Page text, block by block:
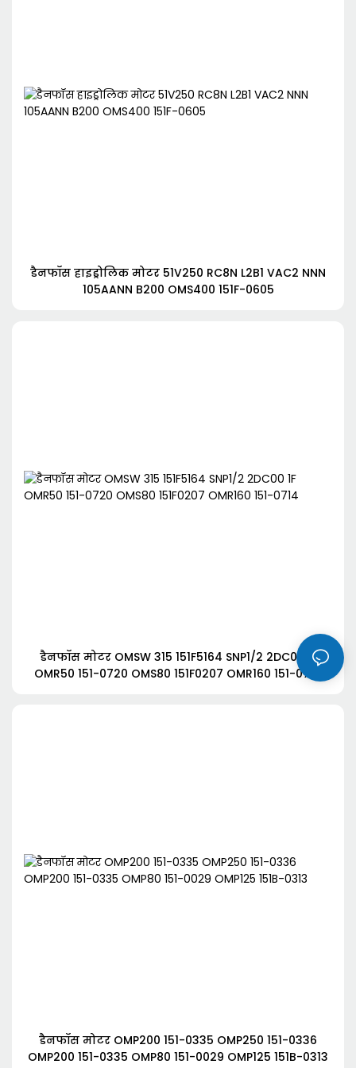
डैनफॉस हाइड्रोलिक मोटर 51V250 RC8N L2B1 VAC2 NNN
105AANN B200 OMS400 151F-0605
डैनफॉस मोटर OMSW 315 151F5164 SNP1/2 2DC00 1F
OMR50 151-0720 OMS80 151F0207 OMR160 151-0714
डैनफॉस मोटर OMP200 151-0335 OMP250 151-0336
OMP200 151-0335 OMP80 151-0029 OMP125 151B-0313